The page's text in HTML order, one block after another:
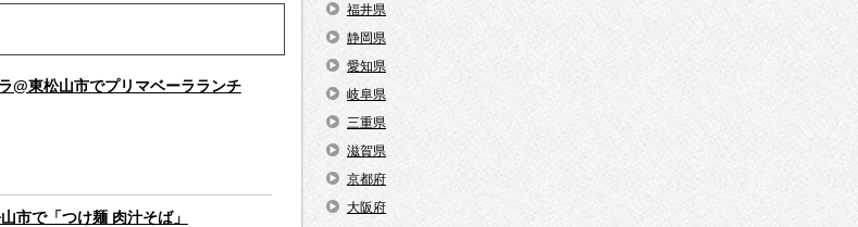
@東松山市でプリマベーラランチ
市で「つけ麺 肉汁そば」
福井県
静岡県
愛知県
岐阜県
三重県
滋賀県
京都府
大阪府